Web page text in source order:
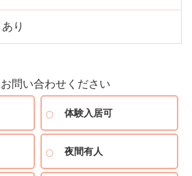
あり
お問い合わせください
体験入居可
夜間有人